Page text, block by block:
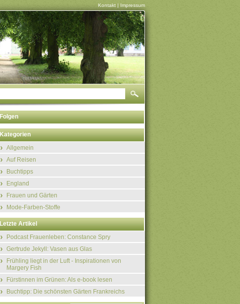
Kontakt | Impressum
Folgen
Kategorien
Allgemein
Auf Reisen
Buchtipps
England
Frauen und Gärten
Mode-Farben-Stoffe
Letzte Artikel
Podcast Frauenleben: Constance Spry
Gertrude Jekyll: Vasen aus Glas
Frühling liegt in der Luft - Inspirationen von
Margery Fish
Fürstinnen im Grünen: Als e-book lesen
Buchtipp: Die schönsten Gärten Frankreichs